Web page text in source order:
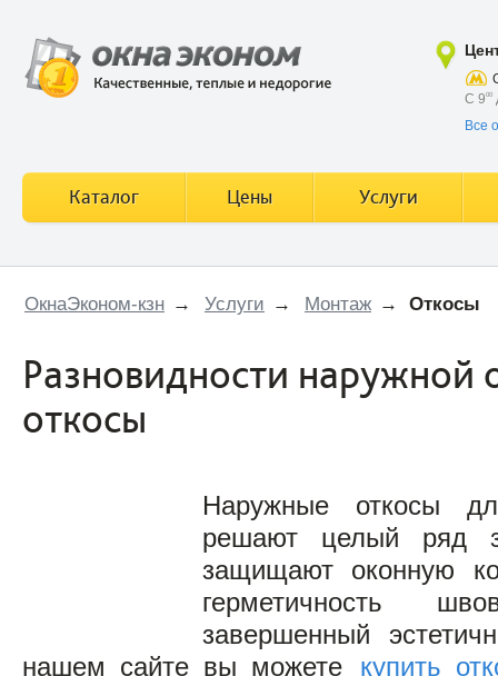
ОкнаЭконом-кзн → Услуги → Монтаж → Откосы
Разновидности наружной
откосы
Наружные откосы
решают целый ряд
защищают оконную
герметичность
завершенный
нашем сайте вы можете
купить
С 900
Все
Каталог Цены Услуги